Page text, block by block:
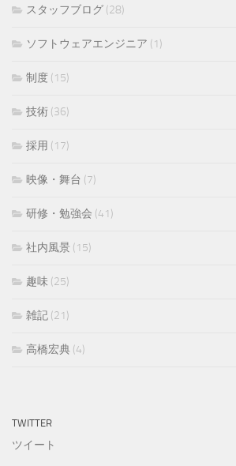
スタッフブログ (28)
ソフトウェアエンジニア (1)
制度 (15)
技術 (36)
採用 (17)
映像・舞台 (7)
研修・勉強会 (41)
社内風景 (15)
趣味 (25)
雑記 (21)
高橋宏典 (4)
TWITTER
ツイート